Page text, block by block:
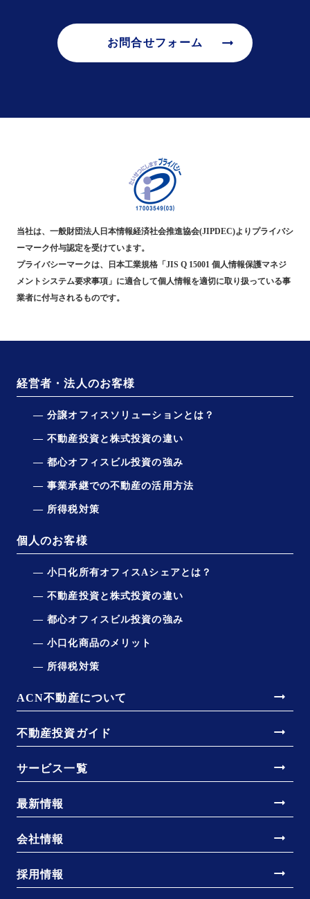
お問合せフォーム arrow_right_alt
当社は、一般財団法人日本情報経済社会推進協会(JIPDEC)よりプライバシ
ーマーク付与認定を受けています。
プライバシーマークは、日本工業規格「JIS Q 15001 個人情報保護マネジ
メントシステム要求事項」に適合して個人情報を適切に取り扱っている事
業者に付与されるものです。
経営者・法人のお客様
分譲オフィスソリューションとは？
不動産投資と株式投資の違い
都心オフィスビル投資の強み
事業承継での不動産の活用方法
所得税対策
個人のお客様
小口化所有オフィスAシェアとは？
不動産投資と株式投資の違い
都心オフィスビル投資の強み
小口化商品のメリット
所得税対策
ACN不動産について arrow_right_alt
不動産投資ガイド arrow_right_alt
サービス一覧 arrow_right_alt
最新情報 arrow_right_alt
会社情報 arrow_right_alt
採用情報 arrow_right_alt